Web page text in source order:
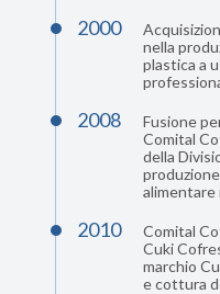
2000
nella
plastica a
2008
Fusione
Comital
della
alimentare
2010
Comital
Cuki
marchio
e cottura